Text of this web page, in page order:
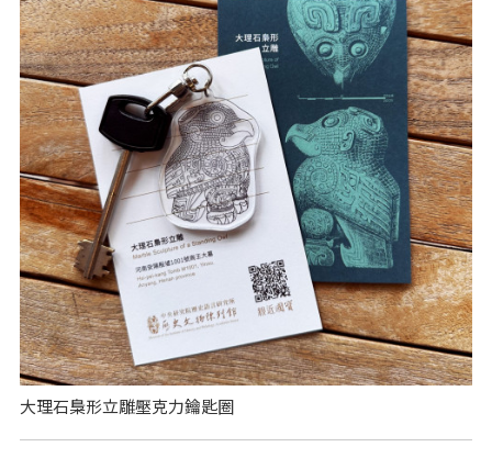
大理石梟形立雕壓克力鑰匙圈